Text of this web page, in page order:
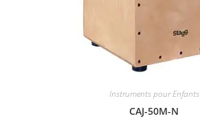
Instruments pour Enfants
CAJ-50M-N